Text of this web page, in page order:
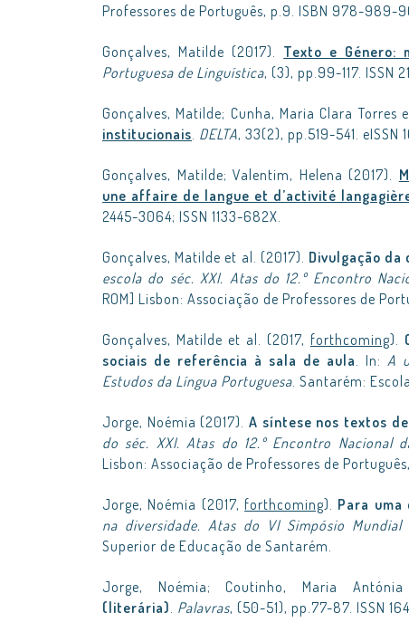
Professores de Português, p.9. ISBN 978-989-
Gonçalves, Matilde (2017). Texto e Género:
Portuguesa de Linguística, (3), pp.99-117. ISSN
Gonçalves, Matilde; Cunha, Maria Clara Torres
institucionais. DELTA, 33(2), pp.519-541. eISSN
Gonçalves, Matilde; Valentim, Helena (2017).
une affaire de langue et d’activité
2445-3064; ISSN 1133-682X.
Gonçalves, Matilde et al. (2017). Divulgação da
escola do séc. XXI. Atas do 12.º Encontro
ROM] Lisbon: Associação de Professores de
Gonçalves, Matilde et al. (2017, forthcoming).
sociais de referência à sala de aula. In: A
Estudos da Língua Portuguesa. Santarém:
Jorge, Noémia (2017). A síntese nos textos
do séc. XXI. Atas do 12.º Encontro Nacional
Lisbon: Associação de Professores de
Jorge, Noémia (2017,forthcoming). Para
na diversidade. Atas do VI Simpósio
Superior de Educação de Santarém.
Jorge, Noémia; Coutinho, Maria
(literária). Palavras, (50-51), pp.77-87. ISSN